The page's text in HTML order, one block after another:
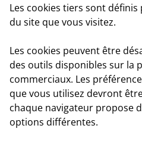
Les cookies tiers sont définis
du site que vous visitez.
Les cookies peuvent être
des outils disponibles sur la
commerciaux. Les
que vous utilisez devront
chaque navigateur propose
options différentes.